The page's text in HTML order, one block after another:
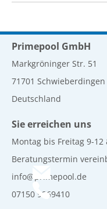
Primepool GmbH
Markgröninger Str. 51
71701 Schwieberdingen
Deutschland
Sie erreichen uns
Montag bis Freitag 9-12
Beratungstermin
info@primepool.de
07150 9269410